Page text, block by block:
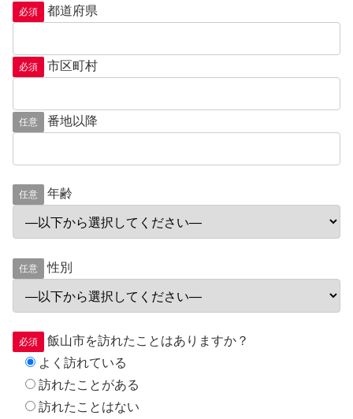
必須 都道府県
必須 市区町村
任意 番地以降
任意 年齢
任意 性別
必須
飯山市を訪れたことはありますか？
よく訪れている
訪れたことがある
訪れたことはない